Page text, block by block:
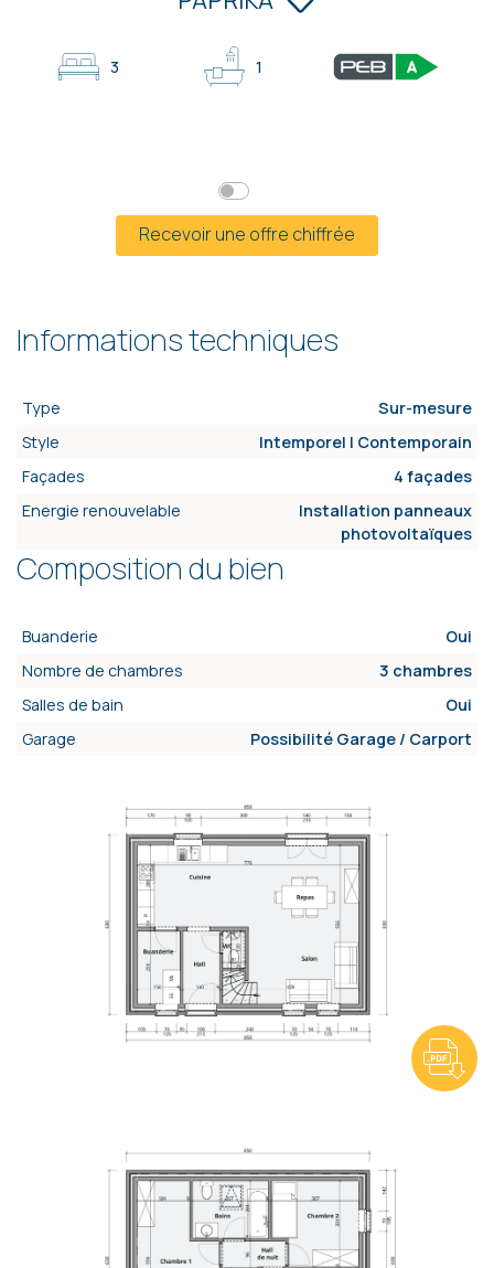
3 1
Recevoir une offre chiffrée
Informations techniques
Type
Sur-mesure
Style
Intemporel | Contemporain
Façades
4 façades
Energie renouvelable
Installation panneaux
photovoltaïques
Composition du bien
Buanderie
Oui
Nombre de chambres
3 chambres
Salles de bain
Oui
Garage
Possibilité Garage / Carport